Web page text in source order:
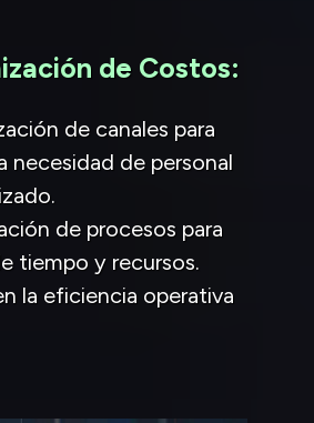
de Costos:
de canales para
necesidad de personal
de procesos para
tiempo y recursos.
la eficiencia operativa